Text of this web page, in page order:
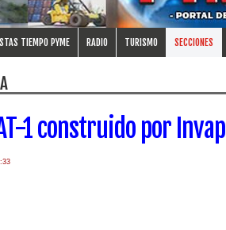
TIEMPO PYME RADIO TURISMO SECCIONES
1 construido por Invap